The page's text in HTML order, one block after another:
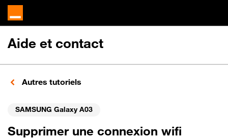
Aide et contact
Autres tutoriels
SAMSUNG Galaxy A03
Supprimer une connexion wifi